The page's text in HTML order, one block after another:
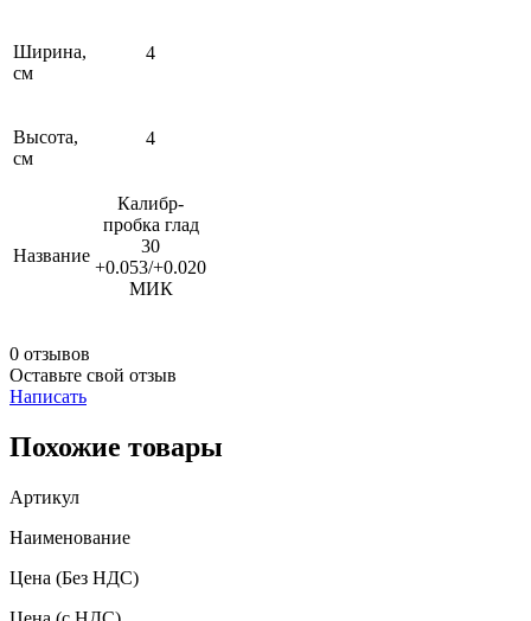
Ширина,
см
4
Высота,
см
4
Название
Калибр-
пробка глад
30
+0.053/+0.020
МИК
0 отзывов
Оставьте свой отзыв
Написать
Похожие товары
Артикул
Наименование
Цена (Без НДС)